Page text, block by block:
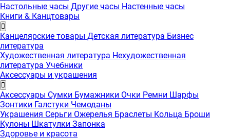
Настольные часы Другие часы Настенные часы
Книги & Канцтовары
Канцелярские товары Детская литература Бизнес
литература
Художественная литература Нехудожественная
литература Учебники
Аксессуары и украшения
Аксессуары Сумки Бумажники Очки Ремни Шарфы
Зонтики Галстуки Чемоданы
Украшения Серьги Ожерелья Браслеты Кольца Броши
Кулоны Шкатулки Запонка
Здоровье и красота